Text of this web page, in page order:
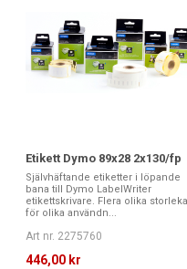
Etikett Dymo 89x28 2x130/fp
Självhäftande etiketter i löpande
bana till Dymo LabelWriter
etikettskrivare. Flera olika
för olika användn...
Art nr. 2275760
446,00 kr